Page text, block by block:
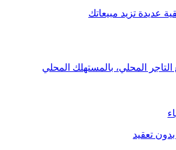
عديدة تزيد مبيعاتك
المحلي، بالمستهلك المحلي
بدون تعقيد